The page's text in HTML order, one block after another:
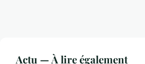
Actu — À lire également